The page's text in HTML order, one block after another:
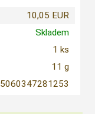
10,05 EUR
Skladem
1 ks
11 g
5060347281253